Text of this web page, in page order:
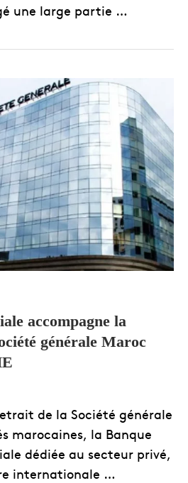
une large partie …
accompagne la
générale Maroc
de la Société générale
marocaines, la Banque
dédiée au secteur privé,
internationale …